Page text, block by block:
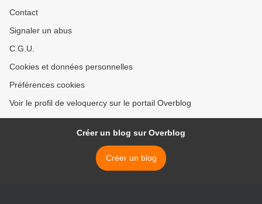
Contact
Signaler un abus
C.G.U.
Cookies et données personnelles
Préférences cookies
Voir le profil de veloquercy sur le portail Overblog
Créer un blog sur Overblog
Créer un blog